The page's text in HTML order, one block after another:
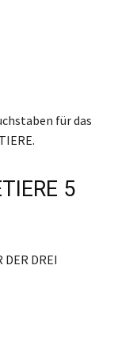
für das
5
DREI